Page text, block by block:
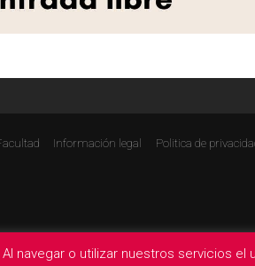
Información legal Politica de
navegar o utilizar nuestros servicios